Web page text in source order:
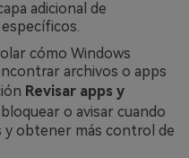
adicional de
cómo Windows
archivos o apps
Revisar apps y
o avisar cuando
y obtener más control de